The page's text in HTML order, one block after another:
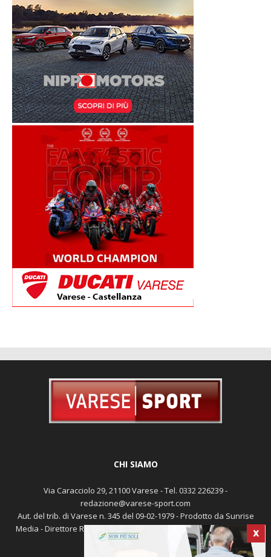
X
CHI SIAMO
Via Caracciolo 29, 21100 Varese - Tel. 0332 226239 -
redazione@varese-sport.com
Aut. del trib. di Varese n. 345 del 09-02-1979 - Prodotto da Sunrise
Media - Direttore Responsabile: Michele Marocco -Cookie policy
Pubblicità